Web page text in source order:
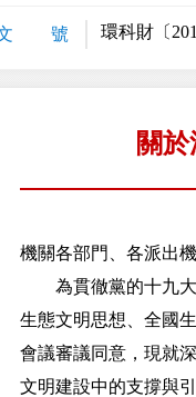
號 環科財〔
關
機關各部門、各派出
為貫徹黨的十九大
生態文明思想、全國
會議審議同意，現就
文明建設中的支撐與